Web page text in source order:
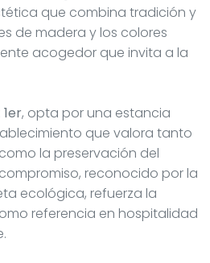
que combina tradición y
de madera y los colores
acogedor que invita a la
, opta por una estancia
que valora tanto
la preservación del
reconocido por la
ecológica, refuerza la
referencia en hospitalidad